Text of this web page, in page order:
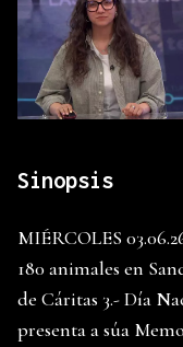
Sinopsis
MIÉRCOLES
180 animales en
de Cáritas 3.- Día
presenta a súa